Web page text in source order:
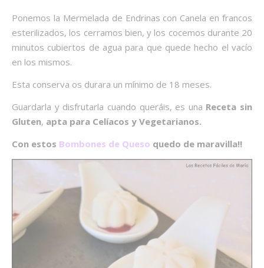
Ponemos la Mermelada de Endrinas con Canela en francos
esterilizados, los cerramos bien, y los cocemos durante 20
minutos cubiertos de agua para que quede hecho el vacío
en los mismos.
Esta conserva os durara un mínimo de 18 meses.
Guardarla y disfrutarla cuando queráis, es una Receta sin
Gluten, apta para Celíacos y Vegetarianos.
Con estos Bombones de Queso quedo de maravilla!!